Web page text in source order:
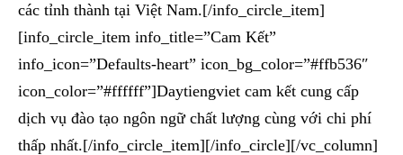
các tỉnh thành tại Việt Nam.[/info_circle_item]
[info_circle_item info_title=”Cam Kết”
info_icon=”Defaults-heart” icon_bg_color=”#ffb536″
icon_color=”#ffffff”]Daytiengviet cam kết cung cấp
dịch vụ đào tạo ngôn ngữ chất lượng cùng với chi phí
thấp nhất.[/info_circle_item][/info_circle][/vc_column]